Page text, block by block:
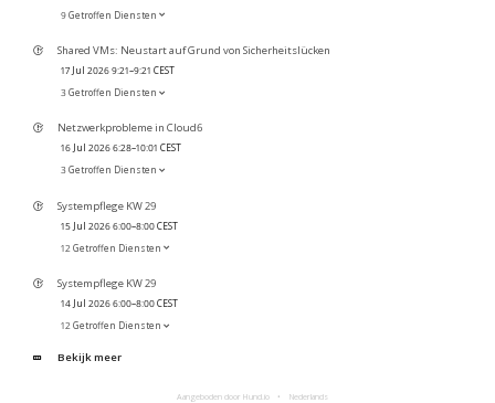
9 Getroffen Diensten
Shared VMs: Neustart auf Grund von Sicherheitslücken
17 Jul 2026 9:21–9:21 CEST
3 Getroffen Diensten
Netzwerkprobleme in Cloud6
16 Jul 2026 6:28–10:01 CEST
3 Getroffen Diensten
Systempflege KW 29
15 Jul 2026 6:00–8:00 CEST
12 Getroffen Diensten
Systempflege KW 29
14 Jul 2026 6:00–8:00 CEST
12 Getroffen Diensten
Bekijk meer
Aangeboden door Hund.io Nederlands